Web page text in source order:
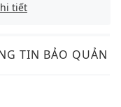
tiết
TIN BẢO QUẢN